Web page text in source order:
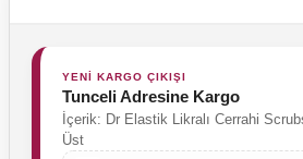
YENİ KARGO ÇIKIŞI
Tunceli Adresine Kargo
İçerik: Dr Elastik Likralı Cerrahi
Üst